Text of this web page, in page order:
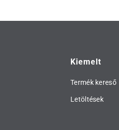
Kiemelt
Termék kereső
Letöltések